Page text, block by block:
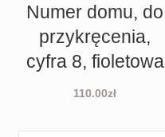
Numer domu, do
przykręcenia,
cyfra 8, fioletowa
110.00zł